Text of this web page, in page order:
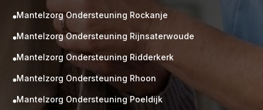
Mantelzorg Ondersteuning Rockanje
Mantelzorg Ondersteuning Rijnsaterwoude
Mantelzorg Ondersteuning Ridderkerk
Mantelzorg Ondersteuning Rhoon
Mantelzorg Ondersteuning Poeldijk